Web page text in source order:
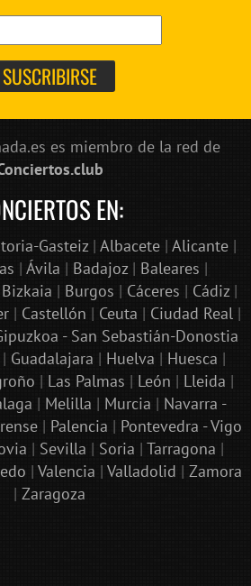
es miembro de la red de
EN:
Gasteiz| Albacete| Alicante|
| Ávila | Badajoz| Baleares |
| Burgos | Cáceres | Cádiz|
| Castellón | Ceuta | Ciudad Real|
- San Sebastián-Donostia
| Guadalajara | Huelva | Huesca |
| Las Palmas | León | Lleida |
| Melilla | Murcia | Navarra -
| Palencia | Pontevedra - Vigo
| Sevilla | Soria | Tarragona |
| Valencia | Valladolid | Zamora
| Zaragoza